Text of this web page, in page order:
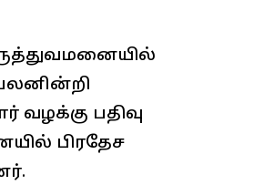
வழக்கு பதிவு
பிரதேச